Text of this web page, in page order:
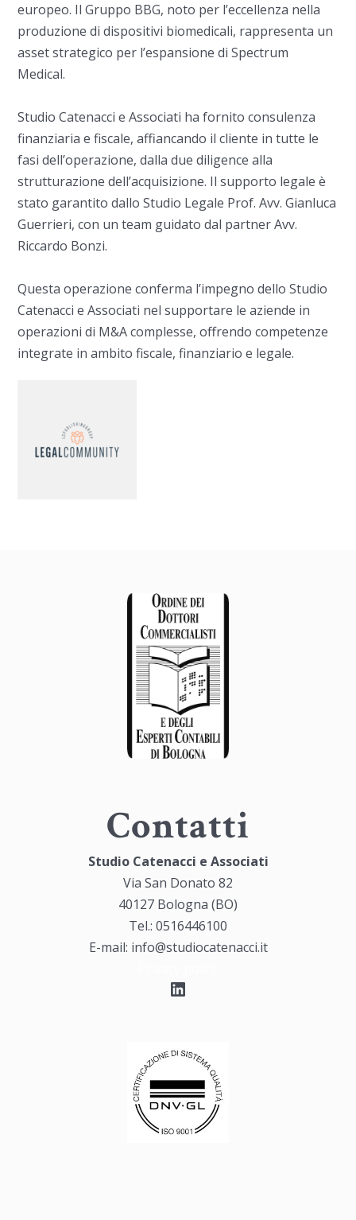
europeo. Il Gruppo BBG, noto per l’eccellenza nella
produzione di dispositivi biomedicali, rappresenta un
asset strategico per l’espansione di Spectrum
Medical.
Studio Catenacci e Associati ha fornito consulenza
finanziaria e fiscale, affiancando il cliente in tutte le
fasi dell’operazione, dalla due diligence alla
strutturazione dell’acquisizione. Il supporto legale è
stato garantito dallo Studio Legale Prof. Avv. Gianluca
Guerrieri, con un team guidato dal partner Avv.
Riccardo Bonzi.
Questa operazione conferma l’impegno dello Studio
Catenacci e Associati nel supportare le aziende in
operazioni di M&A complesse, offrendo competenze
integrate in ambito fiscale, finanziario e legale.
Contatti
Studio Catenacci e Associati
Via San Donato 82
40127 Bologna (BO)
Tel.: 0516446100
E-mail: info@studiocatenacci.it